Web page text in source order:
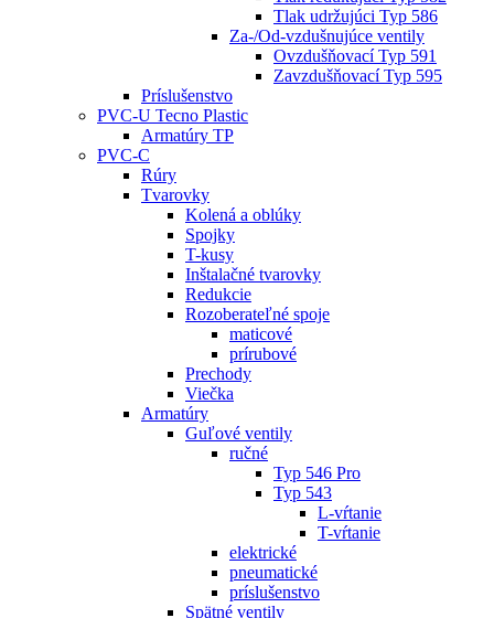
Tlak udržujúci Typ 586
Za-/Od-vzdušnujúce ventily
Ovzdušňovací Typ 591
Zavzdušňovací Typ 595
Príslušenstvo
PVC-U Tecno Plastic
Armatúry TP
PVC-C
Rúry
Tvarovky
Kolená a oblúky
Spojky
T-kusy
Inštalačné tvarovky
Redukcie
Rozoberateľné spoje
maticové
prírubové
Prechody
Viečka
Armatúry
Guľové ventily
ručné
Typ 546 Pro
Typ 543
L-vŕtanie
T-vŕtanie
elektrické
pneumatické
príslušenstvo
Spätné ventily